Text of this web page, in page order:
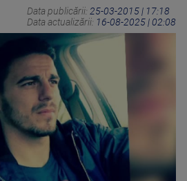
Data publicării: 25-03-2015 | 17:18
Data actualizării: 16-08-2025 | 02:08